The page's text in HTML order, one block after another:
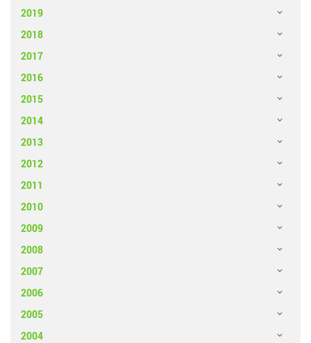
2019
2018
2017
2016
2015
2014
2013
2012
2011
2010
2009
2008
2007
2006
2005
2004